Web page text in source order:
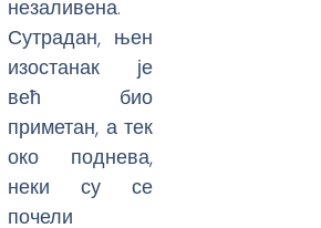
незаливена.
Сутрадан, њен
изостанак је
већ био
приметан, а тек
око поднева,
неки су се
почели